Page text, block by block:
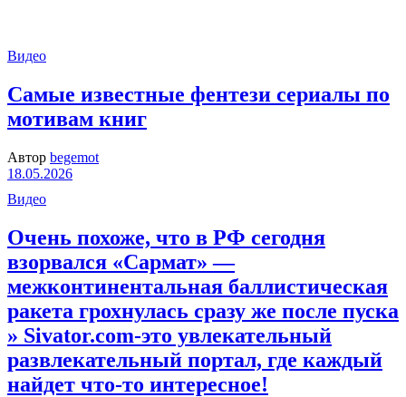
Видео
Самые известные фентези сериалы по
мотивам книг
Автор begemot
18.05.2026
Видео
Очень похоже, что в РФ сегодня
взорвался «Сармат» —
межконтинентальная баллистическая
ракета грохнулась сразу же после пуска
» Sivator.com-это увлекательный
развлекательный портал, где каждый
найдет что-то интересное!